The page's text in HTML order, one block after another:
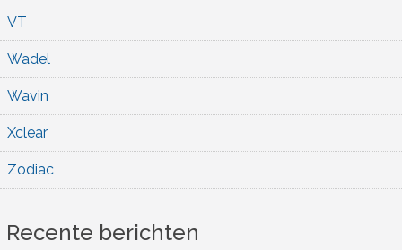
VT
Wadel
Wavin
Xclear
Zodiac
Recente berichten